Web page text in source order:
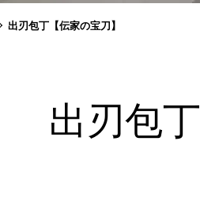
出刃包丁【伝家の宝刀】
出刃包丁